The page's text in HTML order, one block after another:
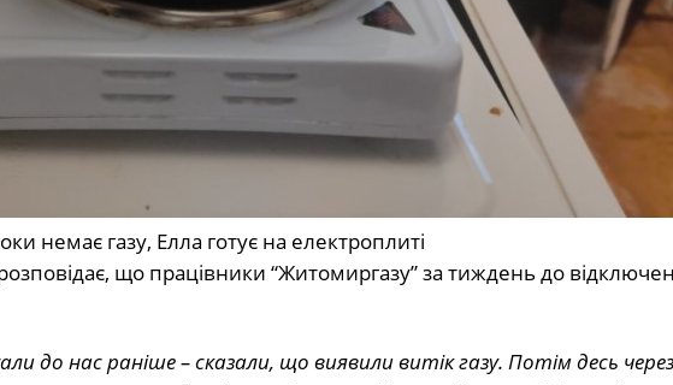
немає газу, Елла готує на електроплиті
що працівники “Житомиргазу” за тиждень до
до нас раніше – сказали, що виявили витік газу. Потім десь